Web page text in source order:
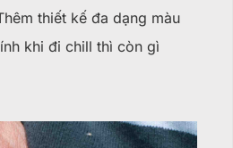
thiết kế đa dạng màu
khi đi chill thì còn gì